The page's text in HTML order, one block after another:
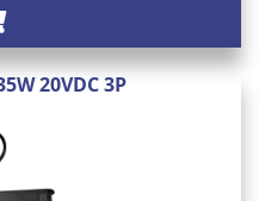
20VDC 3P